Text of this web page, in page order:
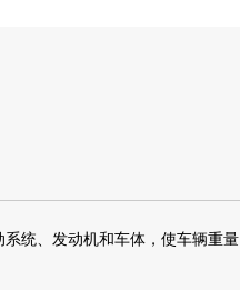
统、发动机和车体，使车辆重量